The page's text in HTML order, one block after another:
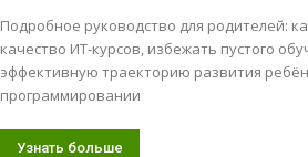
Подробное руководство для родителей:
качество ИТ-курсов, избежать пустого
эффективную траекторию развития
программировании
Узнать больше